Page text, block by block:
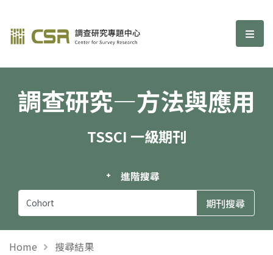
調查研究—方法與應用期刊 選
調查研究—方法與應用
TSSCI 一級期刊
進階搜尋
Home 搜尋結果